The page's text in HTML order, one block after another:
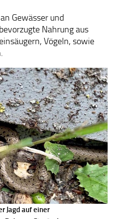
Gewässer und
Nahrung aus
Vögeln, sowie
Jagd auf einer